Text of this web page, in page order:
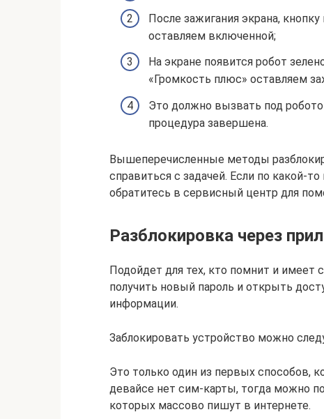
После зажигания экрана,
оставляем включенной;
На экране появится робот
«Громкость плюс» оставляем
Это должно вызвать под
процедура завершена.
Вышеперечисленные методы
справиться с задачей. Если по какой-
обратитесь в сервисный центр для
Разблокировка через
Подойдет для тех, кто помнит и имеет
получить новый пароль и открыть
информации.
Заблокировать устройство можно
Это только один из первых способов,
девайсе нет сим-карты, тогда можно
которых массово пишут в интернете.